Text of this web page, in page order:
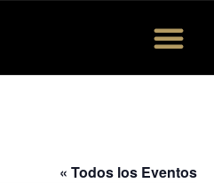
« Todos los Eventos